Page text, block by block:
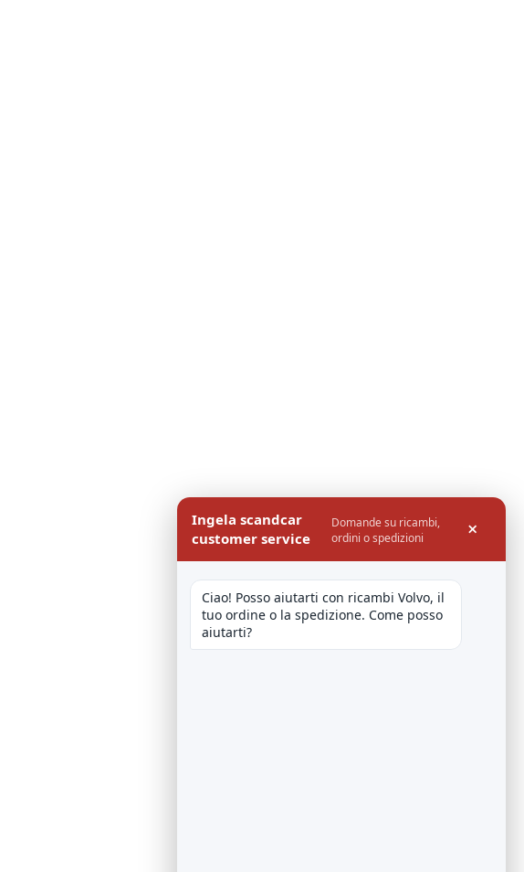
Ingela scandcar
customer service
Domande su ricambi,
ordini o spedizioni
×
Ciao! Posso aiutarti con ricambi Volvo, il
tuo ordine o la spedizione. Come posso
aiutarti?